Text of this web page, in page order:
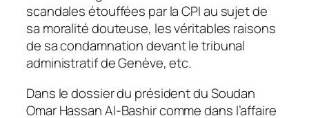
scandales étouffées par la CPI au sujet de
sa moralité douteuse, les véritables raisons
de sa condamnation devant le tribunal
administratif de Genève, etc.
Dans le dossier du président du Soudan
Omar Hassan Al-Bashir comme dans l’affaire